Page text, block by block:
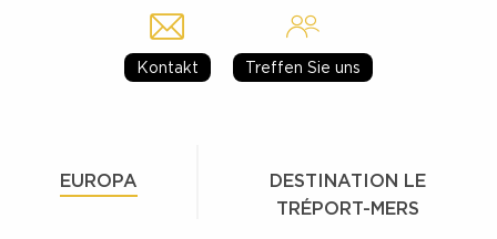
Kontakt Treffen Sie uns
EUROPA
DESTINATION LE
TRÉPORT-MERS